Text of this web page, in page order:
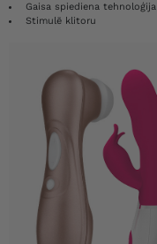
Gaisa spiediena tehnoloģija
Stimulē klitoru